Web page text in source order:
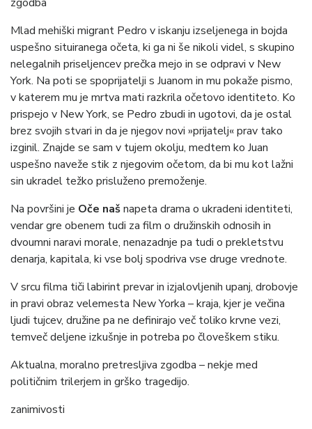
Mlad mehiški migrant Pedro v iskanju izseljenega in bojda
uspešno situiranega očeta, ki ga ni še nikoli videl, s skupino
nelegalnih priseljencev prečka mejo in se odpravi v New
York. Na poti se spoprijatelji s Juanom in mu pokaže pismo,
v katerem mu je mrtva mati razkrila očetovo identiteto. Ko
prispejo v New York, se Pedro zbudi in ugotovi, da je ostal
brez svojih stvari in da je njegov novi »prijatelj« prav tako
izginil. Znajde se sam v tujem okolju, medtem ko Juan
uspešno naveže stik z njegovim očetom, da bi mu kot lažni
sin ukradel težko prisluženo premoženje.
Na površini je Oče našnapeta drama o ukradeni identiteti,
vendar gre obenem tudi za film o družinskih odnosih in
dvoumni naravi morale, nenazadnje pa tudi o prekletstvu
denarja, kapitala, ki vse bolj spodriva vse druge vrednote.
V srcu filma tiči labirint prevar in izjalovljenih upanj, drobovje
in pravi obraz velemesta New Yorka – kraja, kjer je večina
ljudi tujcev, družine pa ne definirajo več toliko krvne vezi,
temveč deljene izkušnje in potreba po človeškem stiku.
Aktualna, moralno pretresljiva zgodba – nekje med
političnim trilerjem in grško tragedijo.
zanimivosti